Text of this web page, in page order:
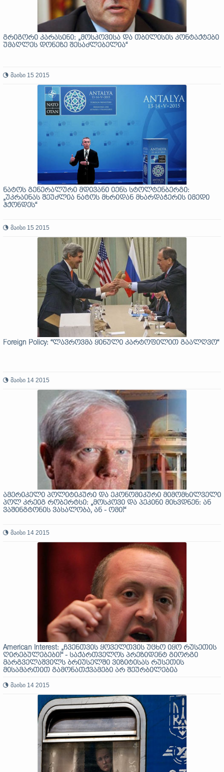
გრიგორი კარასინი: „მოსკოვისა და თბილისის კონტაქტები
უმაღლეს დონეზე შესაძლებელია“
მაისი 15 2015
ნატოს გენერალური მდივანი იენს სტოლტენბერგი:
„უკრაინას შეუძლია ნატოს მხრიდან მხარდაჭერის იმედი
ჰქონდეს“
მაისი 15 2015
Foreign Policy: “ლავროვმა ყინული კარტოფილით გაალღვო“
მაისი 14 2015
ამერიკელი პოლიტიკური და ეკონომიკური მიმომხილველი
პოლ კრეიგ რობერტსი: „მოსკოვი და პეკინი მიხვდნენ: ან
ვაშინგტონის ვასალობა, ან - ომი!“
მაისი 14 2015
American Interest: „ჩვენთვის ყოველთვის უცხო იყო რუსეთის
ღირებულებები!“ - საქართველოს პრეზიდენტ გიორგი
მარგველაშვილს ბრიუსელში ვიზიტისას რუსეთის
მისამართით გამონათქვამები არ შეურბილებია
მაისი 14 2015